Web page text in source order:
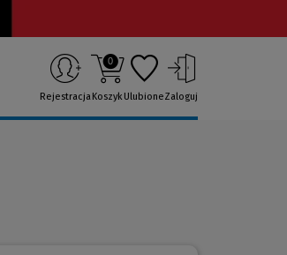
Rejestracja
0
KoszykUlubioneZaloguj